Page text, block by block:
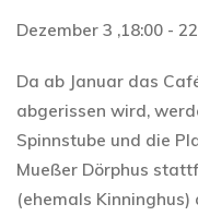
Dezember 3 ,18:00 -
Da ab Januar das
abgerissen wird,
Spinnstube und die
Mueßer Dörphus
(ehemals